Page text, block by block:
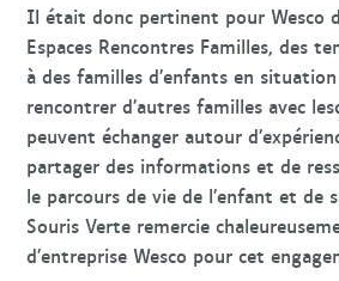
Il était donc pertinent pour Wesco
Espaces Rencontres Familles, des
à des familles d’enfants en
rencontrer d’autres familles avec
peuvent échanger autour
partager des informations et de
le parcours de vie de l’enfant et de
Souris Verte remercie
d’entreprise Wesco pour cet